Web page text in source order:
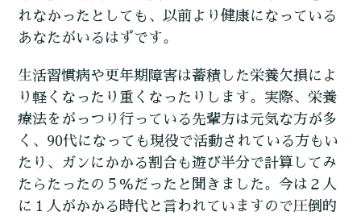
れなかったとしても、以前より健康になっている
あなたがいるはずです。
生活習慣病や更年期障害は蓄積した栄養欠損によ
り軽くなったり重くなったりします。実際、栄養
療法をがっつり行っている先輩方は元気な方が多
く、90代になっても現役で活動されている方もい
たり、ガンにかかる割合も遊び半分で計算してみ
たらたったの５％だったと聞きました。今は２人
に１人がかかる時代と言われていますので圧倒的